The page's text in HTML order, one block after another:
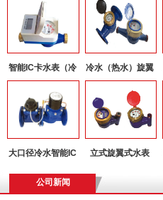
智能IC卡水表（冷
冷水（热水）旋翼
大口径冷水智能IC
立式旋翼式水表
公司新闻